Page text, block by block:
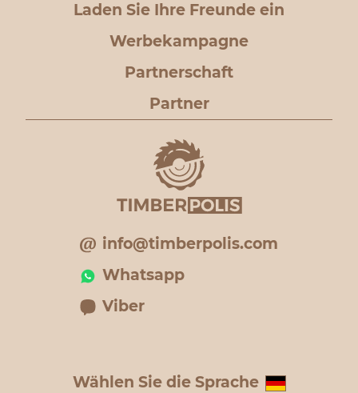
Laden Sie Ihre Freunde ein
Werbekampagne
Partnerschaft
Partner
info@timberpolis.com
Whatsapp
Viber
Wählen Sie die Sprache